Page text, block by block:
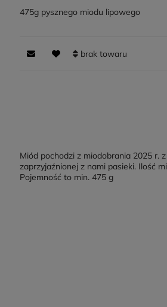
475g pysznego miodu lipowego
brak towaru
Miód pochodzi z miodobrania 2025 r.
zaprzyjaźnionej z nami pasieki. Ilość
Pojemność to min. 475 g